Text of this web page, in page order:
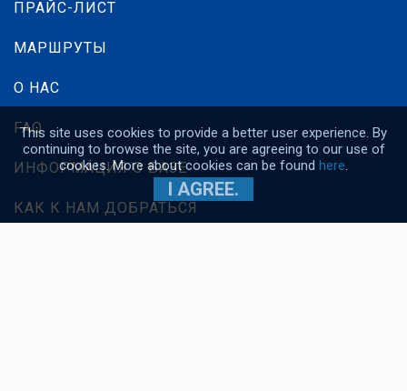
ПРАЙС-ЛИСТ
МАРШРУТЫ
О НАС
FAQ
ИНФОРМАЦИЯ О БАЗЕ
КАК К НАМ ДОБРАТЬСЯ
This site uses cookies to provide a better user experience. By
continuing to browse the site, you are agreeing to our use of
cookies. More about cookies can be found here.
I AGREE.